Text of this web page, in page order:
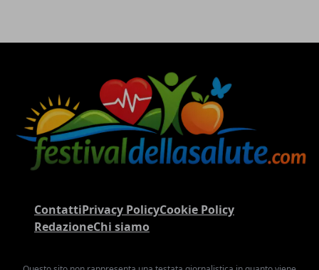
ContattiPrivacy PolicyCookie Policy
RedazioneChi siamo